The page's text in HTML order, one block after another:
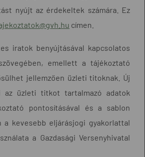
nyújt az érdekeltek számára. Ez
címen.
iratok benyújtásával kapcsolatos
emellett a tájékoztató
jellemzően üzleti titoknak. Új
az üzleti titkot tartalmazó adatok
pontosításával és a sablon
a kevesebb eljárásjogi gyakorlattal
a Gazdasági Versenyhivatal